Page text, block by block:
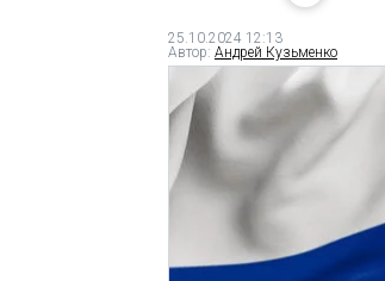
25.10.2024 12:13
Автор: Андрей Кузьменко